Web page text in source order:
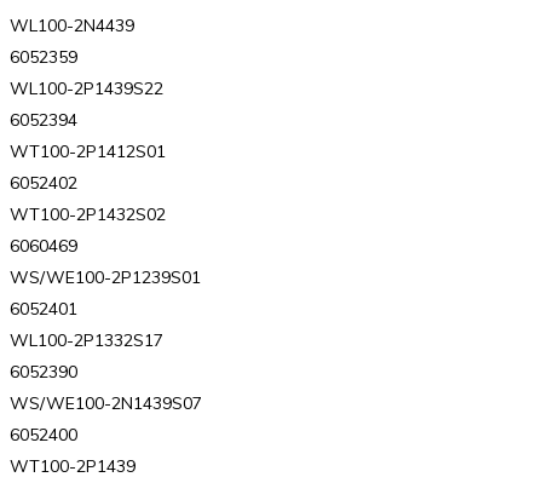
WL100-2N4439
6052359
WL100-2P1439S22
6052394
WT100-2P1412S01
6052402
WT100-2P1432S02
6060469
WS/WE100-2P1239S01
6052401
WL100-2P1332S17
6052390
WS/WE100-2N1439S07
6052400
WT100-2P1439